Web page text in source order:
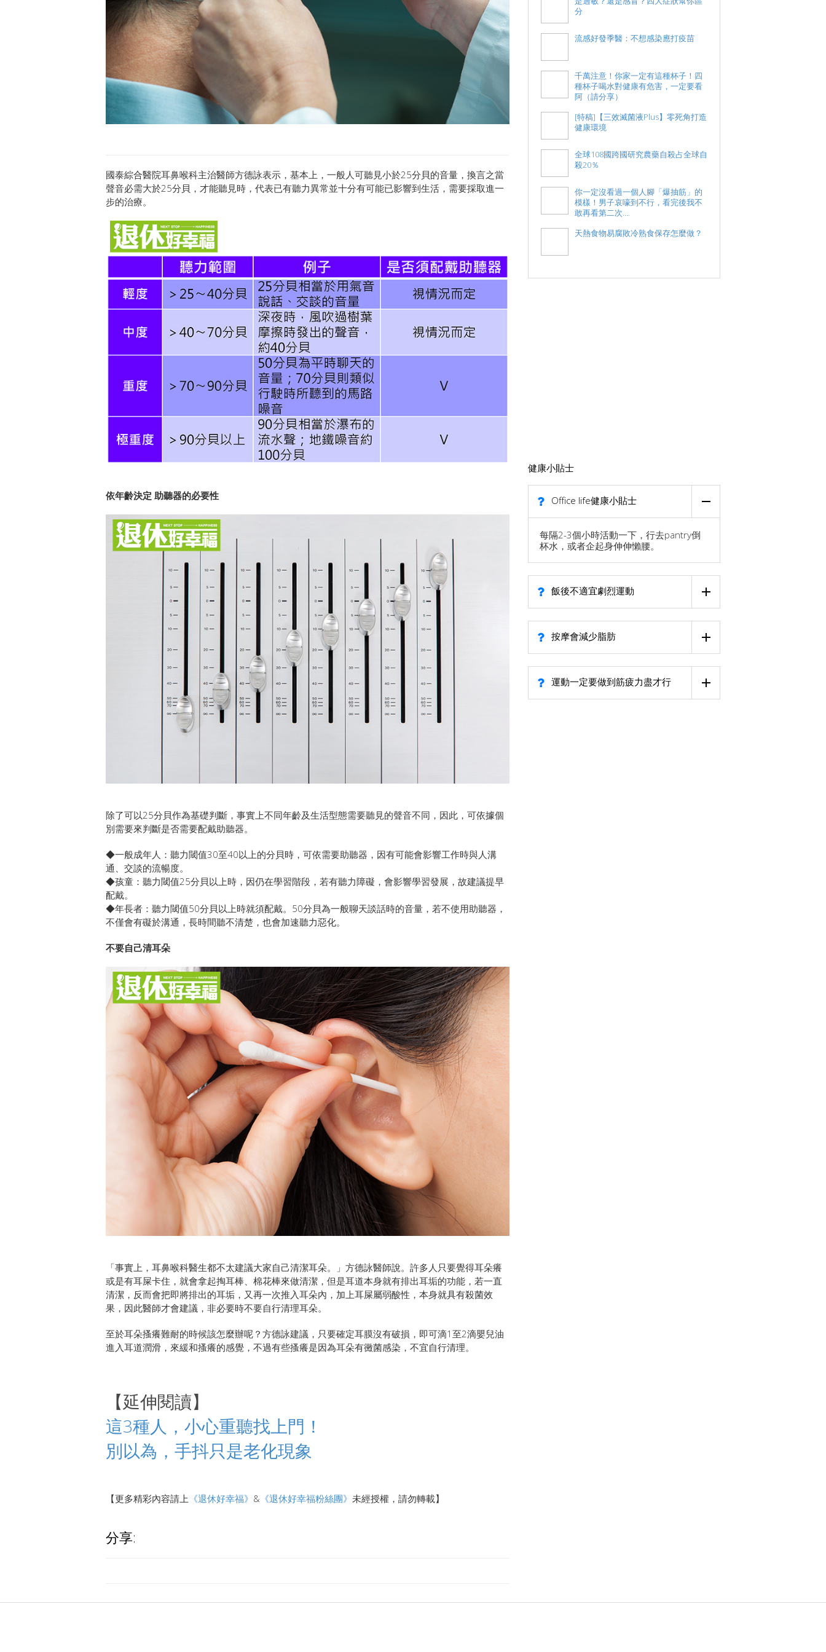
國泰綜合醫院耳鼻喉科主治醫師方德詠表示，基本上，一般人可聽見小於25分貝的音量，換言之當
聲音必需大於25分貝，才能聽見時，代表已有聽力異常並十分有可能已影響到生活，需要採取進一
步的治療。
依年齡決定 助聽器的必要性
除了可以25分貝作為基礎判斷，事實上不同年齡及生活型態需要聽見的聲音不同，因此，可依據個
別需要來判斷是否需要配戴助聽器。
◆一般成年人：聽力閾值30至40以上的分貝時，可依需要助聽器，因有可能會影響工作時與人溝
通、交談的流暢度。
◆孩童：聽力閾值25分貝以上時，因仍在學習階段，若有聽力障礙，會影響學習發展，故建議提早
配戴。
◆年長者：聽力閾值50分貝以上時就須配戴。50分貝為一般聊天談話時的音量，若不使用助聽器，
不僅會有礙於溝通，長時間聽不清楚，也會加速聽力惡化。
不要自己清耳朵
「事實上，耳鼻喉科醫生都不太建議大家自己清潔耳朵。」方德詠醫師說。許多人只要覺得耳朵癢
或是有耳屎卡住，就會拿起掏耳棒、棉花棒來做清潔，但是耳道本身就有排出耳垢的功能，若一直
清潔，反而會把即將排出的耳垢，又再一次推入耳朵內，加上耳屎屬弱酸性，本身就具有殺菌效
果，因此醫師才會建議，非必要時不要自行清理耳朵。
至於耳朵搔癢難耐的時候該怎麼辦呢？方德詠建議，只要確定耳膜沒有破損，即可滴1至2滴嬰兒油
進入耳道潤滑，來緩和搔癢的感覺，不過有些搔癢是因為耳朵有黴菌感染，不宜自行清理。
【延伸閱讀】
這3種人，小心重聽找上門！
別以為，手抖只是老化現象
【更多精彩內容請上 《退休好幸福》 & 《退休好幸福粉絲團》 未經授權，請勿轉載】
分享:
分
流感好發季醫：不想感染應打疫苗
千萬注意！你家一定有這種杯子！四
種杯子喝水對健康有危害，一定要看
阿（請分享）
[特稿]【三效滅菌液Plus】零死角打造
健康環境
全球108國跨國研究農藥自殺占全球自
殺20％
你一定沒看過一個人腳「爆抽筋」的
模樣！男子哀嚎到不行，看完後我不
敢再看第二次....
天熱食物易腐敗冷熟食保存怎麼做？
健康小貼士
Office life健康小貼士
每隔2-3個小時活動一下，行去pantry倒
杯水，或者企起身伸伸懶腰。
飯後不適宜劇烈運動
按摩會減少脂肪
運動一定要做到筋疲力盡才行